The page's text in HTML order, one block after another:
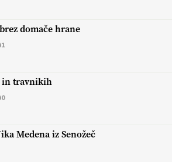
domače hrane
1
in travnikih
0
Medena iz Senožeč